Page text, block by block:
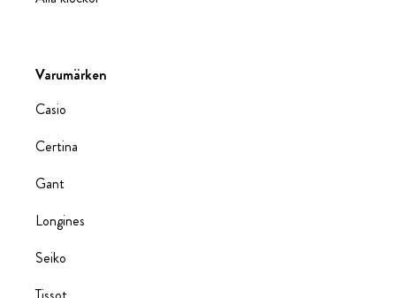
Varumärken
Casio
Certina
Gant
Longines
Seiko